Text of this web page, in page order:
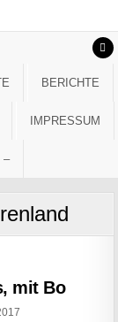
BERICHTE
IMPRESSUM
–
mit Bo